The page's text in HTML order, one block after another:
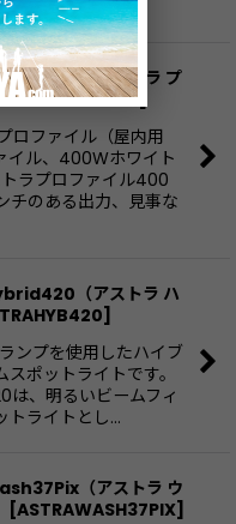
（アストラ プ
ロファイル（屋内用
イル、400Wホワイト
ラプロファイル400
チのある出力、見事な
（アストラ ハ
]
ンプを使用したハイブ
ポットライトです。
、明るいビームフィ
トライトとし…
（アストラ ウ
[ASTRAWASH37PIX]